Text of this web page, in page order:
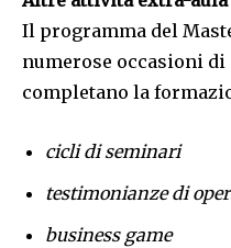
Il programma del
numerose occasioni
completano la
cicli di seminari
testimonianze di
business game